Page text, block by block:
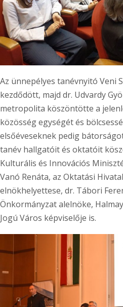
Az ünnepélyes tanévnyitó Veni
kezdődött, majd dr. Udvardy
metropolita köszöntötte a
közösség egységét és
elsőéveseknek pedig
tanév hallgatóit és oktatóit
Kulturális és Innovációs
Vanó Renáta, az Oktatási
elnökhelyettese, dr. Tábori
Önkormányzat alelnöke,
Jogú Város képviselője is.